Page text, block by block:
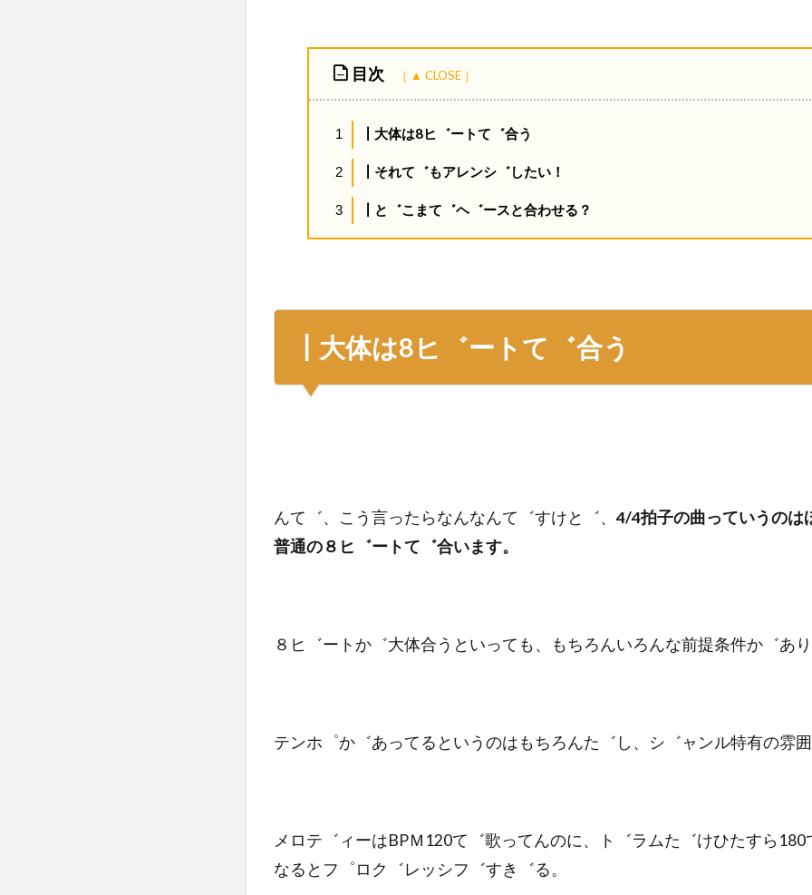
目次
1 ┃大体は8ヒ゛ートて゛合う
2 ┃それて゛もアレンシ゛したい！
3 ┃と゛こまて゛ヘ゛ースと合わせる？
┃大体は8ヒ゛ートて゛合う
んて゛、こう言ったらなんなんて゛すけと゛、 4/4拍子の曲っていうのは
普通の８ヒ゛ートて゛合います。
８ヒ゛ートか゛大体合うといっても、もちろんいろんな前提条件か゛あり
テンホ゜か゛あってるというのはもちろんた゛し、シ゛ャンル特有の雰囲
メロテ゛ィーはBPＭ120て゛歌ってんのに、ト゛ラムた゛けひたすら180
なるとフ゜ロク゛レッシフ゛すき゛る。